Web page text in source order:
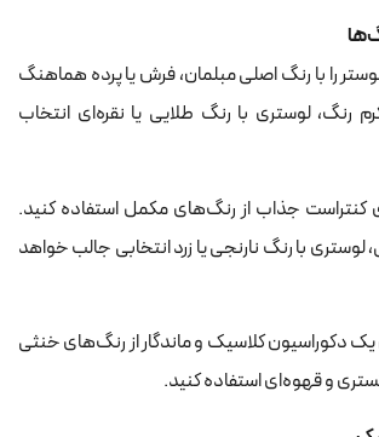
را با رنگ اصلی مبلمان، فرش یا پرده هماهنگ
رنگ، لوستری با رنگ طلایی یا نقره‌ای انتخاب
جذاب از رنگ‌های مکمل استفاده کنید.
با رنگ نارنجی یا زرد انتخابی جالب خواهد
دکوراسیون کلاسیک و ماندگار از رنگ‌های خنثی
و قهوه‌ای استفاده کنید.